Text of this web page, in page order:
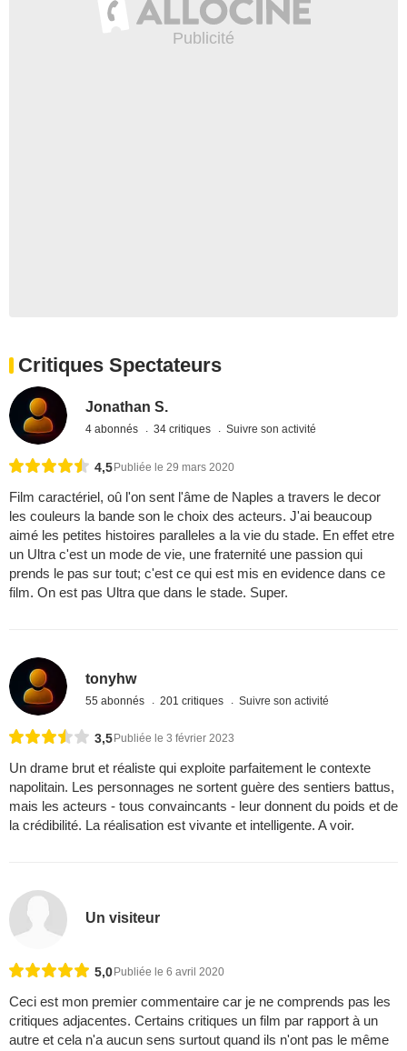
Critiques Spectateurs
Jonathan S.
4 abonnés 34 critiques Suivre son activité
4,5 Publiée le 29 mars 2020
Film caractériel, oû l'on sent l'âme de Naples a travers le decor
les couleurs la bande son le choix des acteurs. J'ai beaucoup
aimé les petites histoires paralleles a la vie du stade. En effet etre
un Ultra c'est un mode de vie, une fraternité une passion qui
prends le pas sur tout; c'est ce qui est mis en evidence dans ce
film. On est pas Ultra que dans le stade. Super.
tonyhw
55 abonnés 201 critiques Suivre son activité
3,5 Publiée le 3 février 2023
Un drame brut et réaliste qui exploite parfaitement le contexte
napolitain. Les personnages ne sortent guère des sentiers battus,
mais les acteurs - tous convaincants - leur donnent du poids et de
la crédibilité. La réalisation est vivante et intelligente. A voir.
Un visiteur
5,0Publiée le 6 avril 2020
Ceci est mon premier commentaire car je ne comprends pas les
critiques adjacentes. Certains critiques un film par rapport à un
autre et cela n'a aucun sens surtout quand ils n'ont pas le même